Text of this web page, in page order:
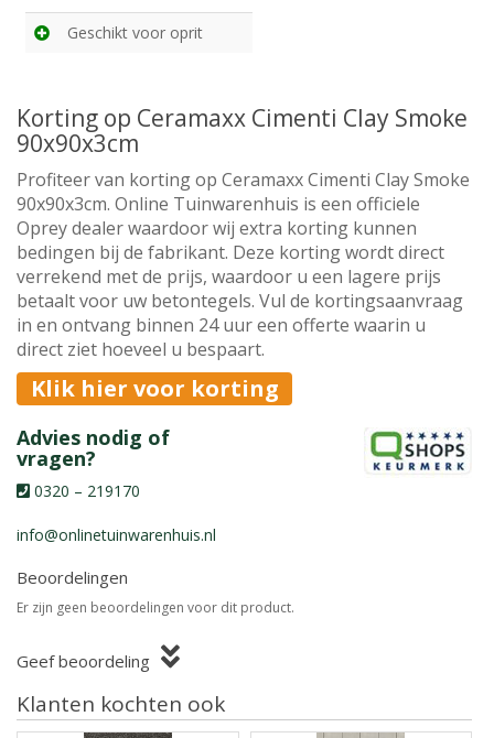
Geschikt voor oprit
Korting op Ceramaxx Cimenti Clay Smoke
90x90x3cm
Profiteer van korting op Ceramaxx Cimenti Clay Smoke
90x90x3cm. Online Tuinwarenhuis is een officiele
Oprey dealer waardoor wij extra korting kunnen
bedingen bij de fabrikant. Deze korting wordt direct
verrekend met de prijs, waardoor u een lagere prijs
betaalt voor uw betontegels. Vul de kortingsaanvraag
in en ontvang binnen 24 uur een offerte waarin u
direct ziet hoeveel u bespaart.
Klik hier voor korting
Advies nodig of
vragen?
0320 – 219170
info@onlinetuinwarenhuis.nl
Beoordelingen
Er zijn geen beoordelingen voor dit product.
Geef beoordeling
Klanten kochten ook